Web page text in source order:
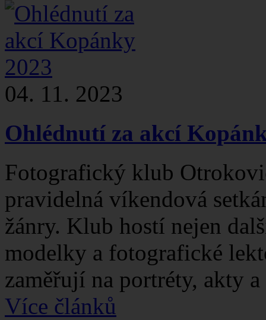
04. 11. 2023
Ohlédnutí za akcí
Fotografický klub
pravidelná víkendová
žánry. Klub hostí nejen
modelky a fotografické
zaměřují na portréty, akty
Více článků